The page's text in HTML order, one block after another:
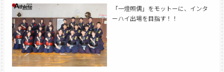
「一燈照偶」をモットーに、インタ
ーハイ出場を目指す！！